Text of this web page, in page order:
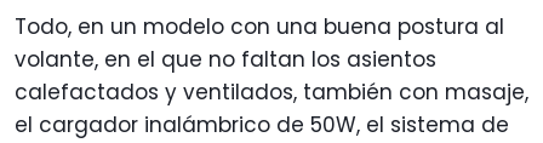
Todo, en un modelo con una buena postura al
volante, en el que no faltan los asientos
calefactados y ventilados, también con masaje,
el cargador inalámbrico de 50W, el sistema de